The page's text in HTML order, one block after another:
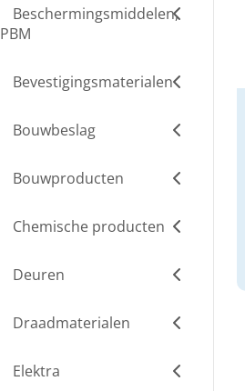
Beschermingsmiddelen,
PBM
Bevestigingsmaterialen
Bouwbeslag
Bouwproducten
Chemische producten
Deuren
Draadmaterialen
Elektra